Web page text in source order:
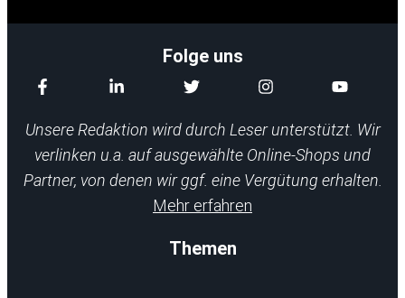
Folge uns
Unsere Redaktion wird durch Leser unterstützt. Wir
verlinken u.a. auf ausgewählte Online-Shops und
Partner, von denen wir ggf. eine Vergütung erhalten.
Mehr erfahren
Themen